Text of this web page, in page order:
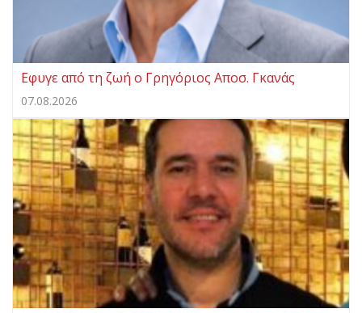
Eφυγε από τη ζωή ο Γρηγόριος Αποσ. Γκανάς
07.08.2026